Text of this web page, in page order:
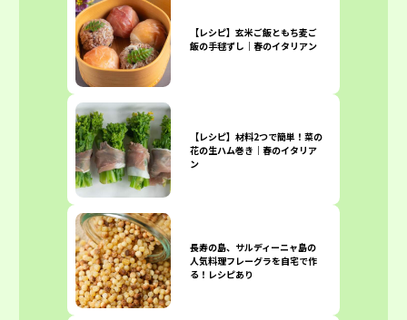
【レシピ】玄米ご飯ともち麦ご
飯の手毬ずし｜春のイタリアン
【レシピ】材料2つで簡単！菜の
花の生ハム巻き｜春のイタリア
ン
長寿の島、サルディーニャ島の
人気料理フレーグラを自宅で作
る！レシピあり